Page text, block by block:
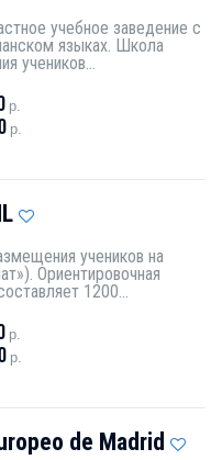
учебное заведение с
языках. Школа
учеников...
р.
р.
учеников на
Ориентировочная
1200...
р.
р.
de Madrid